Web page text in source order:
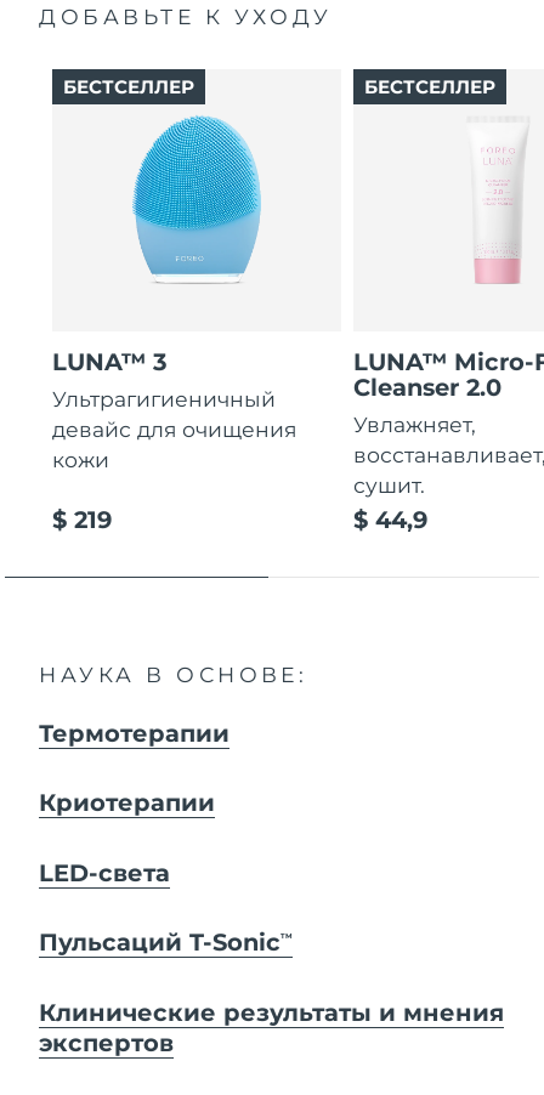
ДОБАВЬТЕ К УХОДУ
LUNA™ 3
Ультрагигиеничный
девайс для очищения
кожи
$ 219
БЕСТСЕЛЛЕР
LUNA™ Micro-
Cleanser 2.0
Увлажняет,
сушит.
$ 44,9
БЕСТСЕЛЛЕР
НАУКА В ОСНОВЕ:
Термотерапии
Криотерапии
LED-света
Пульсаций T-SonicTM
Клинические результаты и мнения
экспертов